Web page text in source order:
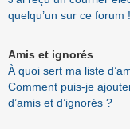
quelqu’un sur ce forum !
Amis et ignorés
À quoi sert ma liste
Comment puis-je
d’amis et d’ignorés ?